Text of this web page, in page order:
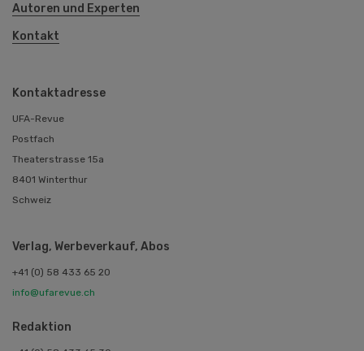
Autoren und Experten
Kontakt
Kontaktadresse
UFA-Revue
Postfach
Theaterstrasse 15a
8401 Winterthur
Schweiz
Verlag, Werbeverkauf, Abos
+41 (0) 58 433 65 20
info@ufarevue.ch
Redaktion